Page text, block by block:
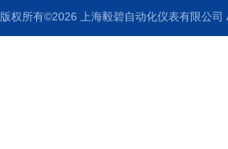
版权所有©2026 上海毅碧自动化仪表有限公